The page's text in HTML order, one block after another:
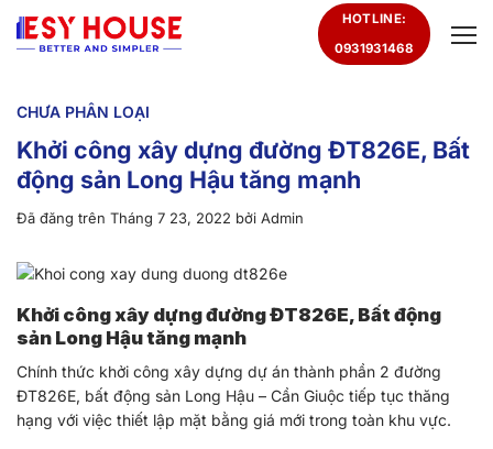
đến
HOTLINE:
0931931468
CHƯA PHÂN LOẠI
Khởi công xây dựng đường ĐT826E, Bất
động sản Long Hậu tăng mạnh
Đã đăng trên Tháng 7 23, 2022 bởi Admin
Khởi công xây dựng đường ĐT826E, Bất động
sản Long Hậu tăng mạnh
Chính thức khởi công xây dựng dự án thành phần 2 đường
ĐT826E, bất động sản Long Hậu – Cần Giuộc tiếp tục thăng
hạng với việc thiết lập mặt bằng giá mới trong toàn khu vực.